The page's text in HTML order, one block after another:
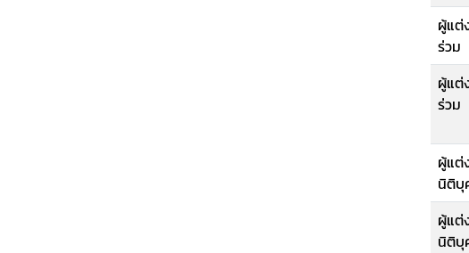
ผู้แต่
ร่วม
ผู้แต่
ร่วม
ผู้แต่
นิติบุ
ผู้แต่
นิติบุ